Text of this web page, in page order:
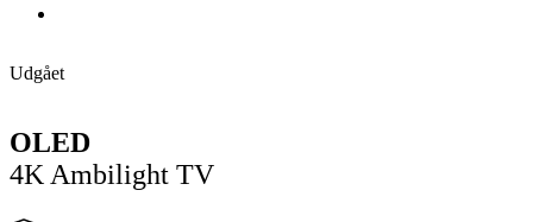
Udgået
OLED
4K Ambilight TV